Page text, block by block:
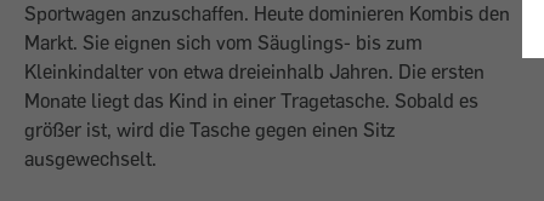
Sportwagen anzuschaffen. Heute dominieren Kombis den
Markt. Sie eignen sich vom Säuglings- bis zum
Kleinkindalter von etwa dreieinhalb Jahren. Die ersten
Monate liegt das Kind in einer Tragetasche. Sobald es
größer ist, wird die Tasche gegen einen Sitz
ausgewechselt.